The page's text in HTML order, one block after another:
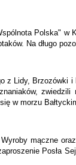
Polska" w
Na długo
Lidy, Brzozówki
w morzu
mączne
Posła